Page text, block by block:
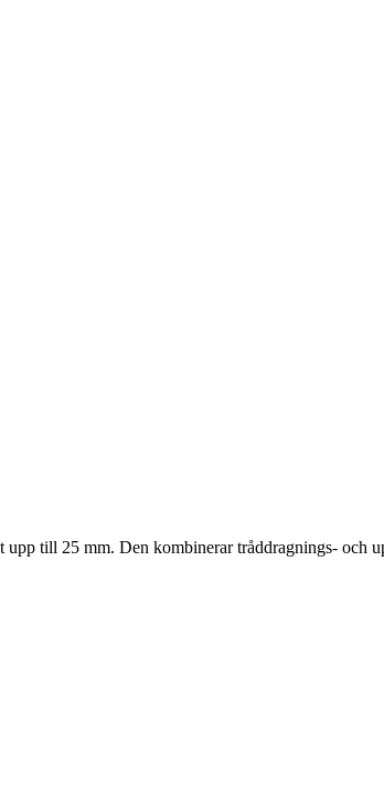
till 25 mm. Den kombinerar tråddragnings- och